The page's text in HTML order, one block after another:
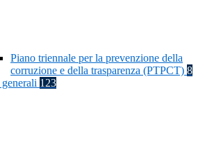
Piano triennale per la prevenzione della
corruzione e della trasparenza (PTPCT) 8
123